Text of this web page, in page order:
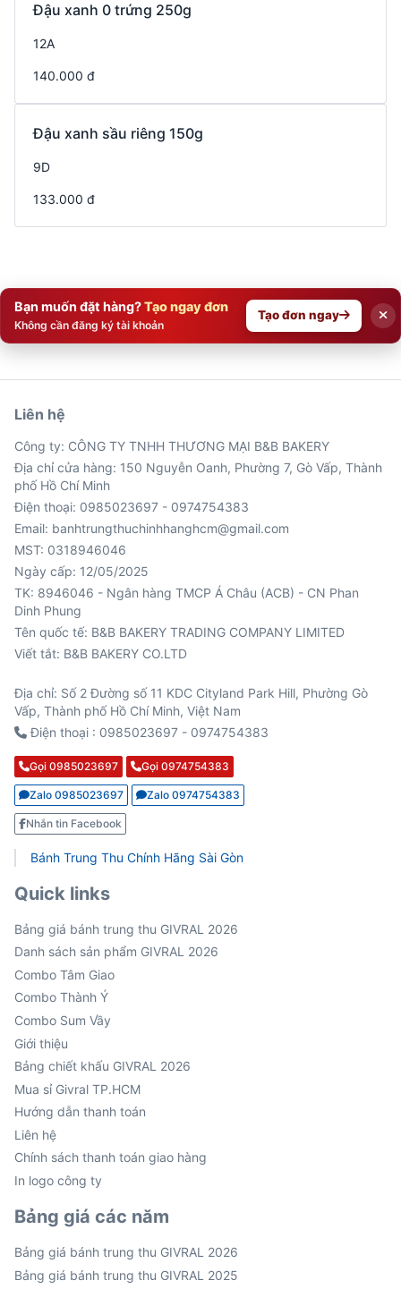
Đậu xanh 0 trứng 250g
12A
140.000 đ
Đậu xanh sầu riêng 150g
9D
133.000 đ
Bạn muốn đặt hàng?Tạo ngay đơn
Không cần đăng ký tài khoản
Tạo đơn ngay
Liên hệ
Công ty: CÔNG TY TNHH THƯƠNG MẠI B&B BAKERY
Địa chỉ cửa hàng: 150 Nguyễn Oanh, Phường 7, Gò Vấp, Thành
phố Hồ Chí Minh
Điện thoại: 0985023697 - 0974754383
Email: banhtrungthuchinhhanghcm@gmail.com
MST: 0318946046
Ngày cấp: 12/05/2025
TK: 8946046 - Ngân hàng TMCP Á Châu (ACB) - CN Phan
Viết tắt: B&B BAKERY CO.LTD
Địa chỉ: Số 2 Đường số 11 KDC Cityland Park Hill, Phường Gò
Vấp, Thành phố Hồ Chí Minh, Việt Nam
Điện thoại : 0985023697 - 0974754383
Gọi 0985023697 Gọi 0974754383
Zalo 0985023697 Zalo 0974754383
Nhắn tin Facebook
Bánh Trung Thu Chính Hãng Sài Gòn
Quick links
Bảng giá bánh trung thu GIVRAL 2026
Danh sách sản phẩm GIVRAL 2026
Combo Tâm Giao
Combo Thành Ý
Combo Sum Vầy
Giới thiệu
Bảng chiết khấu GIVRAL 2026
Mua sỉ Givral TP.HCM
Hướng dẫn thanh toán
Liên hệ
Chính sách thanh toán giao hàng
In logo công ty
Bảng giá các năm
Bảng giá bánh trung thu GIVRAL 2026
Bảng giá bánh trung thu GIVRAL 2025